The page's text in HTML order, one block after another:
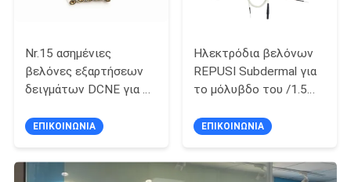
Nr.15 ασημένιες
βελόνες εξαρτήσεων
δειγμάτων DCNE για το
ηλεκτρόδιο βελόνων
ΕΠΙΚΟΙΝΩΝΙΑ
Ηλεκτρόδια βελόνων
REPUSI Subdermal για
το μόλυβδο του /1.5M
ΕΠΙΚΟΙΝΩΝΙΑ